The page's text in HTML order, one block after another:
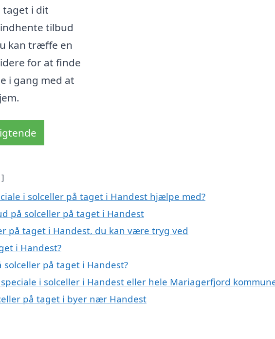
taget i dit
tilbud
kan træffe en
for at finde
i gang med at
i solceller på taget i Handest hjælpe med?
på solceller på taget i Handest
på taget i Handest, du kan være tryg ved
i Handest?
på taget i Handest?
i solceller i Handest eller hele Mariagerfjord
på taget i byer nær Handest